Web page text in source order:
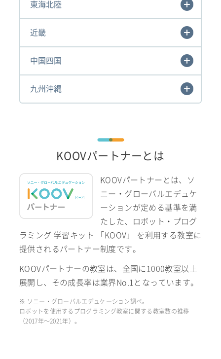
東海北陸
近畿
中国四国
九州沖縄
KOOVパートナーとは
KOOVパートナーとは、ソ
ニー・グローバルエデュケ
ーションが定める基準を満
たした、ロボット・プログ
ラミング 学習キット 「KOOV」 を利用する教室に
提供されるパートナー制度です。
KOOVパートナーの教室は、全国に1000教室以上
展開し、その成長率は業界No.1となっています。
※ ソニー・グローバルエデュケーション調べ。
ロボットを使用するプログラミング教室に関する教室数の推移
（2017年〜2021年）。